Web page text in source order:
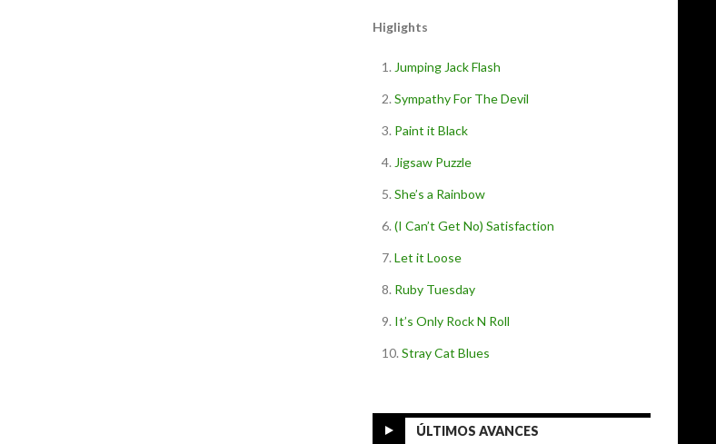
Higlights
Jumping Jack Flash
Sympathy For The Devil
Paint it Black
Jigsaw Puzzle
She’s a Rainbow
(I Can’t Get No) Satisfaction
Let it Loose
Ruby Tuesday
It’s Only Rock N Roll
Stray Cat Blues
ÚLTIMOS AVANCES